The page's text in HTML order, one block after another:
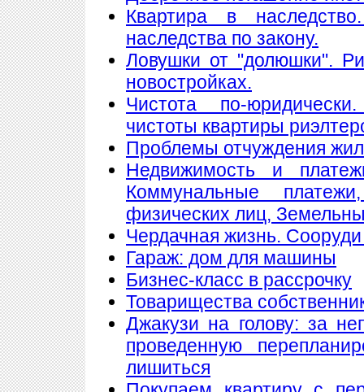
Квартира в
наследства по закону.
Ловушки от "долюшки".
новостройках.
Чистота по-
чистоты квартиры
Проблемы отчуждения
Недвижимость и
Коммунальные
физических лиц,
Чердачная жизнь.
Гараж: дом для машины
Бизнес-класс в рассрочку
Товарищества
Джакузи на голову: за
проведенную
лишиться